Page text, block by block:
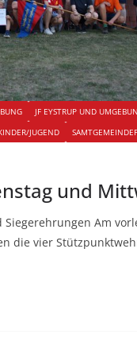
JF EYSTRUP UND
JUGEND
und
Am
die vier